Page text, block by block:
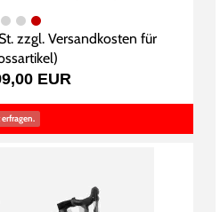
zzgl. Versandkosten für
)
EUR